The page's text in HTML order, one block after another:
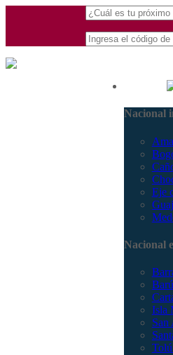
Nacional
Eje
Nacional
Barú
Isla
San